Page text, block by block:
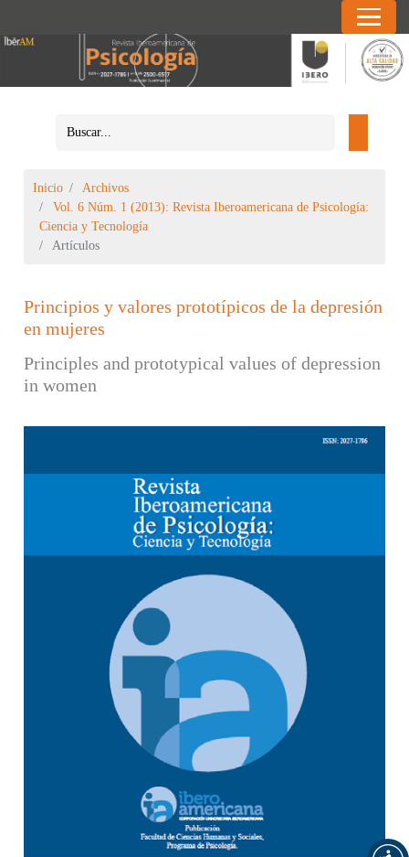
Inicio
Archivos
Vol. 6 Núm. 1 (2013): Revista Iberoamericana de Psicología:
Ciencia y Tecnología
Artículos
Principios y valores prototípicos de la depresión
en mujeres
Principles and prototypical values ​​of depression
in women